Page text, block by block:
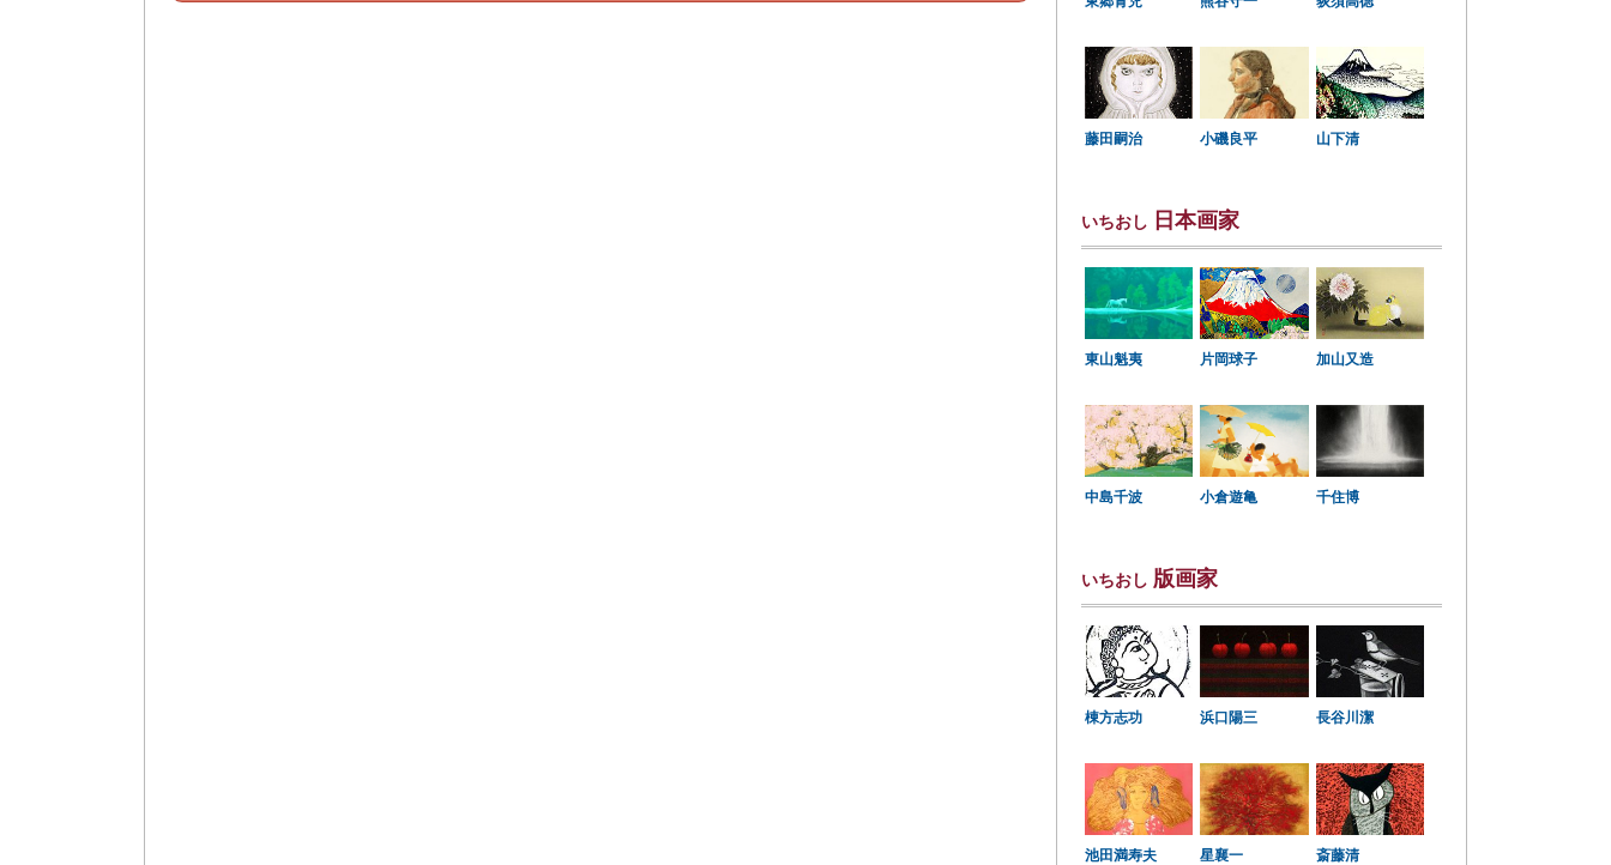
藤田嗣治 小磯良平 山下清
いちおし 日本画家
東山魁夷 片岡球子 加山又造
中島千波 小倉遊亀 千住博
いちおし 版画家
棟方志功 浜口陽三 長谷川潔
池田満寿夫 星襄一 斎藤清